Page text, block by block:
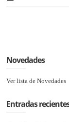
Novedades
Ver lista de Novedades
Entradas